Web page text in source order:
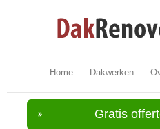
Home Dakwerken
Gratis